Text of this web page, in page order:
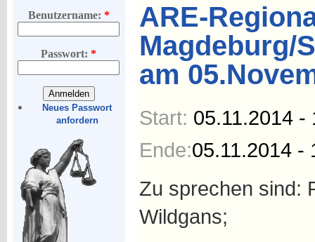
Benutzername: *
Passwort:*
Neues Passwort
anfordern
ARE-
Magdeburg/
am
Start: 05.11.2014 -
Ende:05.11.2014 -
Zu sprechen sind:
Wildgans;